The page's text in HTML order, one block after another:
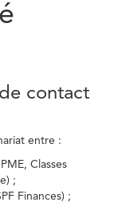
contact
entre :
Classes
;
Finances) ;